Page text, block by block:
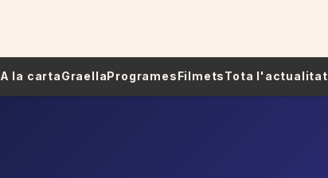
A la cartaGraellaProgramesFilmetsTota l'actualitat